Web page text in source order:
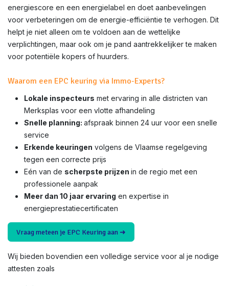
energiescore en een energielabel en doet aanbevelingen
voor verbeteringen om de energie-efficiëntie te verhogen. Dit
helpt je niet alleen om te voldoen aan de wettelijke
verplichtingen, maar ook om je pand aantrekkelijker te maken
voor potentiële kopers of huurders.
Waarom een EPC keuring via Immo-Experts?
Lokale inspecteurs met ervaring in alle districten van
Merksplas voor een vlotte afhandeling
Snelle planning: afspraak binnen 24 uur voor een snelle
service
Erkende keuringen volgens de Vlaamse regelgeving
tegen een correcte prijs
Eén van de scherpste prijzen in de regio met een
professionele aanpak
Meer dan 10 jaar ervaring en expertise in
energieprestatiecertificaten
Vraag meteen je EPC Keuring aan ➜
Wij bieden bovendien een volledige service voor al je nodige
attesten zoals